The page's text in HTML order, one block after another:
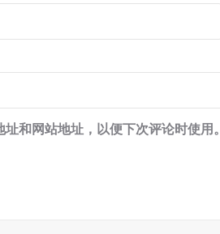
和网站地址，以便下次评论时使用。